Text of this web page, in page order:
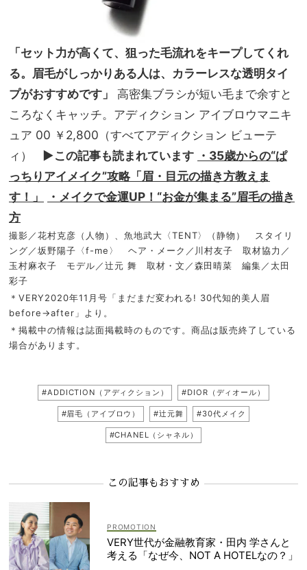
「セット力が高くて、狙った毛流れをキープしてくれ
る。眉毛がしっかりある人は、カラーレスな透明タイ
プがおすすめです」
高密集ブラシが短い毛まで余すと
ころなくキャッチ。アディクション アイブロウマニキ
ュア 00 ￥2,800（すべてアディクション ビューテ
ィ） ▶︎この記事も読まれています ・35歳からの“ぱ
っちりアイメイク”攻略「眉・目元の描き方教えま
す！」
・メイクで金運UP！“お金が集まる”眉毛の描き
方
撮影／花村克彦（人物）、魚地武大〈TENT〉（静物） スタイリ
ング／坂野陽子〈f-me〉 ヘア・メーク／川村友子 取材協力／
玉村麻衣子 モデル／辻元 舞 取材・文／森田晴菜 編集／太田
彩子
＊VERY2020年11月号「まだまだ変われる! 30代知的美人眉
before→after」より。
＊掲載中の情報は誌面掲載時のものです。商品は販売終了している
場合があります。
#ADDICTION（アディクション） #DIOR（ディオール）
#眉毛（アイブロウ） #辻元舞 #30代メイク
#CHANEL（シャネル）
この記事もおすすめ
VERY世代が金融教育家・田内 学さんと
考える「なぜ今、NOT A HOTELなの？」